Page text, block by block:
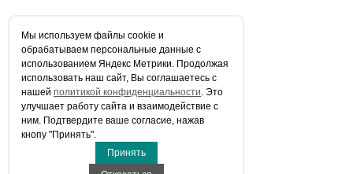
Сервисные центры
Контакты
Статьи
Телефоны:
E-mail:info@aqua-stroi.ru
Мы используем файлы сookie и
обрабатываем персональные данные с
использованием Яндекс Метрики. Продолжая
использовать наш сайт, Вы соглашаетесь с
нашей политикой конфиденциальности. Это
улучшает работу сайта и взаимодействие с
ним. Подтвердите ваше согласие, нажав
кнопу "Принять".
Принять